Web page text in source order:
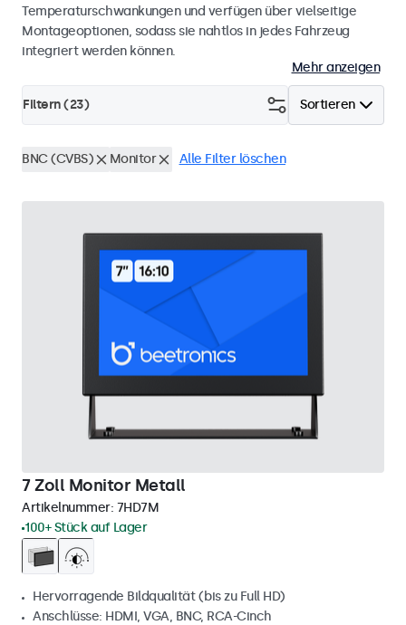
Temperaturschwankungen und verfügen über vielseitige
Montageoptionen, sodass sie nahtlos in jedes Fahrzeug
integriert werden können.
Mehr anzeigen
Sortieren
Filtern (23)
BNC (CVBS) Monitor Alle Filter löschen
7 Zoll Monitor Metall
Artikelnummer: 7HD7M
100+ Stück auf Lager
Hervorragende Bildqualität (bis zu Full HD)
Anschlüsse: HDMI, VGA, BNC, RCA-Cinch